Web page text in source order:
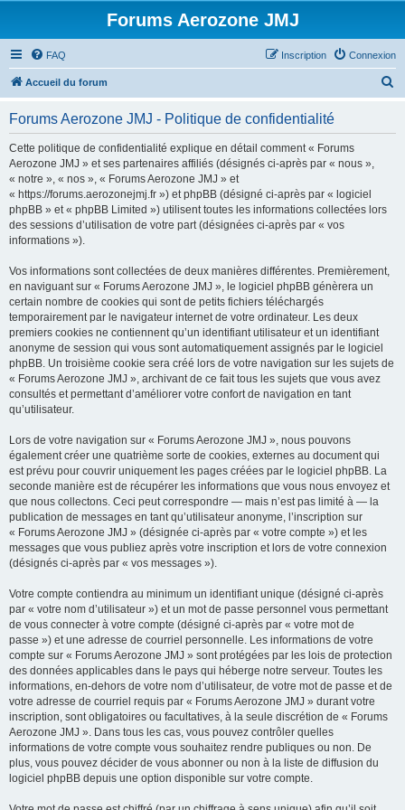
Forums Aerozone JMJ
FAQ Connexion
Inscription
Accueil du forum
Forums Aerozone JMJ - Politique de confidentialité
Cette politique de confidentialité explique en détail comment « Forums
Aerozone JMJ » et ses partenaires affiliés (désignés ci-après par « nous »,
« notre », « nos », « Forums Aerozone JMJ » et
« https://forums.aerozonejmj.fr ») et phpBB (désigné ci-après par « logiciel
phpBB » et « phpBB Limited ») utilisent toutes les informations collectées lors
des sessions d’utilisation de votre part (désignées ci-après par « vos
informations »).
Vos informations sont collectées de deux manières différentes. Premièrement,
en naviguant sur « Forums Aerozone JMJ », le logiciel phpBB génèrera un
certain nombre de cookies qui sont de petits fichiers téléchargés
temporairement par le navigateur internet de votre ordinateur. Les deux
premiers cookies ne contiennent qu’un identifiant utilisateur et un identifiant
anonyme de session qui vous sont automatiquement assignés par le logiciel
phpBB. Un troisième cookie sera créé lors de votre navigation sur les sujets de
« Forums Aerozone JMJ », archivant de ce fait tous les sujets que vous avez
consultés et permettant d’améliorer votre confort de navigation en tant
qu’utilisateur.
Lors de votre navigation sur « Forums Aerozone JMJ », nous pouvons
également créer une quatrième sorte de cookies, externes au document qui
est prévu pour couvrir uniquement les pages créées par le logiciel phpBB. La
seconde manière est de récupérer les informations que vous nous envoyez et
que nous collectons. Ceci peut correspondre — mais n’est pas limité à — la
publication de messages en tant qu’utilisateur anonyme, l’inscription sur
« Forums Aerozone JMJ » (désignée ci-après par « votre compte ») et les
messages que vous publiez après votre inscription et lors de votre connexion
(désignés ci-après par « vos messages »).
Votre compte contiendra au minimum un identifiant unique (désigné ci-après
par « votre nom d’utilisateur ») et un mot de passe personnel vous permettant
de vous connecter à votre compte (désigné ci-après par « votre mot de
passe ») et une adresse de courriel personnelle. Les informations de votre
compte sur « Forums Aerozone JMJ » sont protégées par les lois de protection
des données applicables dans le pays qui héberge notre serveur. Toutes les
informations, en-dehors de votre nom d’utilisateur, de votre mot de passe et de
votre adresse de courriel requis par « Forums Aerozone JMJ » durant votre
inscription, sont obligatoires ou facultatives, à la seule discrétion de « Forums
Aerozone JMJ ». Dans tous les cas, vous pouvez contrôler quelles
informations de votre compte vous souhaitez rendre publiques ou non. De
plus, vous pouvez décider de vous abonner ou non à la liste de diffusion du
logiciel phpBB depuis une option disponible sur votre compte.